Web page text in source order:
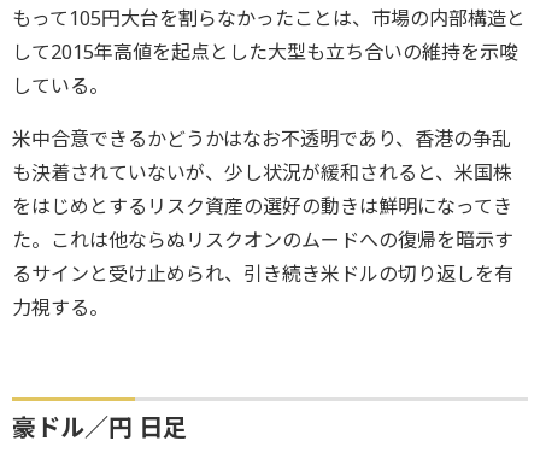
もって105円大台を割らなかったことは、市場の内部構造と
して2015年高値を起点とした大型も立ち合いの維持を示唆
している。
米中合意できるかどうかはなお不透明であり、香港の争乱
も決着されていないが、少し状況が緩和されると、米国株
をはじめとするリスク資産の選好の動きは鮮明になってき
た。これは他ならぬリスクオンのムードへの復帰を暗示す
るサインと受け止められ、引き続き米ドルの切り返しを有
力視する。
豪ドル／円 日足